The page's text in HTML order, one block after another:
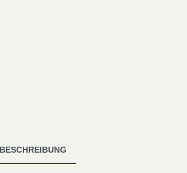
BESCHREIBUNG